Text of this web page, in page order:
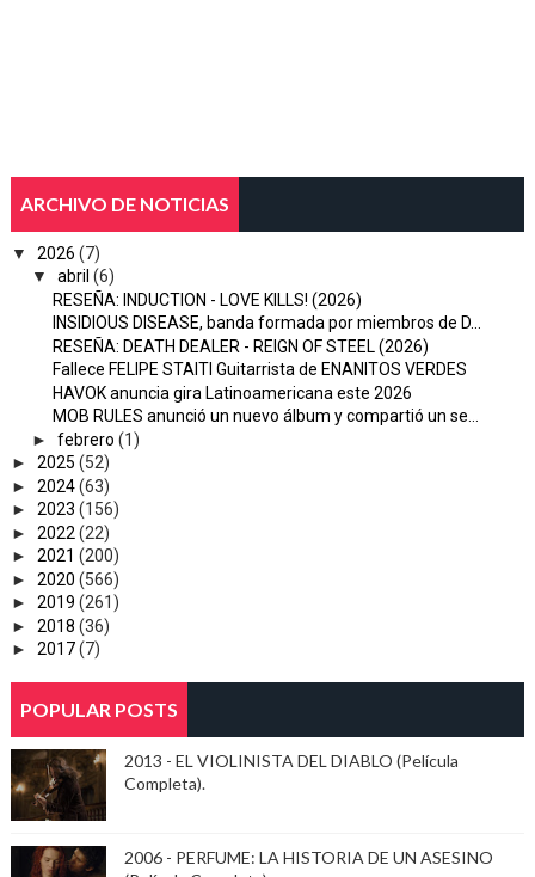
ARCHIVO DE NOTICIAS
▼ 2026 (7)
▼
abril (6)
RESEÑA: INDUCTION - LOVE KILLS! (2026)
INSIDIOUS DISEASE, banda formada por miembros de D...
RESEÑA: DEATH DEALER - REIGN OF STEEL (2026)
Fallece FELIPE STAITI Guitarrista de ENANITOS VERDES
HAVOK anuncia gira Latinoamericana este 2026
MOB RULES anunció un nuevo álbum y compartió un se...
► febrero (1)
► 2025 (52)
► 2024(63)
► 2023 (156)
► 2022 (22)
► 2021 (200)
► 2020 (566)
► 2019 (261)
► 2018 (36)
► 2017(7)
POPULAR POSTS
2013 - EL VIOLINISTA DEL DIABLO (Película
Completa).
2006 - PERFUME: LA HISTORIA DE UN ASESINO